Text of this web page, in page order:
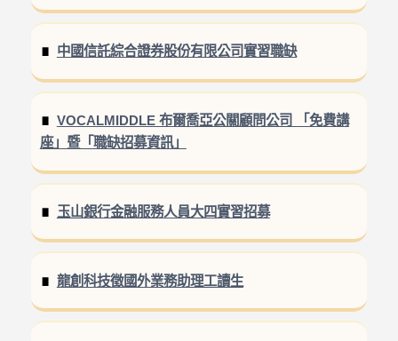
中國信託綜合證券股份有限公司實習職缺
VOCALMIDDLE 布爾喬亞公關顧問公司 「免費講
座」暨「職缺招募資訊」
玉山銀行金融服務人員大四實習招募
龍創科技徵國外業務助理工讀生